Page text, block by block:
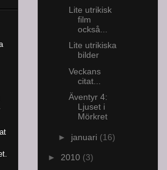
Lite utrikisk
film
också...
Lite utrikiska
bilder
Veckans
citat...
Äventyr 4:
Ljuset i
Mörkret
► januari (16)
► 2010 (3)